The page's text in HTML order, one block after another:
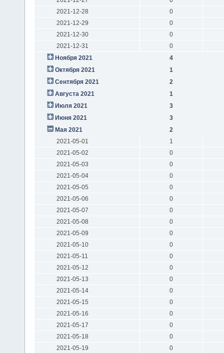
2021-12-28
0
2021-12-29
0
2021-12-30
0
2021-12-31
0
Ноября 2021
4
Октября 2021
1
Сентября 2021
2
Августа 2021
1
Июля 2021
3
Июня 2021
3
Мая 2021
2
2021-05-01
1
2021-05-02
0
2021-05-03
0
2021-05-04
0
2021-05-05
0
2021-05-06
0
2021-05-07
0
2021-05-08
0
2021-05-09
0
2021-05-10
0
2021-05-11
0
2021-05-12
0
2021-05-13
0
2021-05-14
0
2021-05-15
0
2021-05-16
0
2021-05-17
0
2021-05-18
0
2021-05-19
0